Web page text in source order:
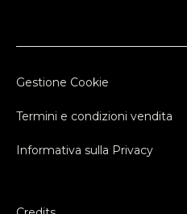
Gestione Cookie
Termini e condizioni vendita
Informativa sulla Privacy